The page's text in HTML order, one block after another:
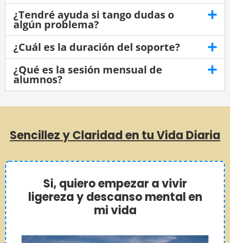
¿Tendré ayuda si tango dudas o
algún problema?
¿Cuál es la duración del soporte?
¿Qué es la sesión mensual de
alumnos?
Sencillez y Claridad en tu Vida Diaria
Si, quiero empezar a vivir
ligereza y descanso mental en
mi vida